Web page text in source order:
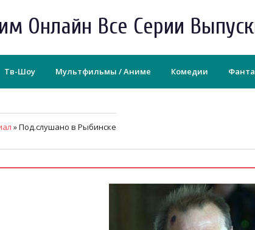
Онлайн Все Серии
Тв-Шоу Мультфильмы / Аниме Комедии
» Под.слушано в Рыбинске